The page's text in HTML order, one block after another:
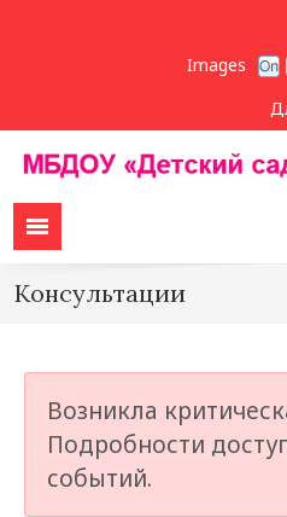
Images
Консультации
Возникла
Подробности
событий.